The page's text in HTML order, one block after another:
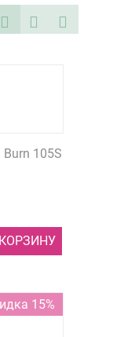
105S
15%